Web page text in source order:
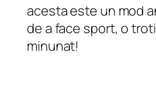
acesta este un mod
de a face sport, o
minunat!